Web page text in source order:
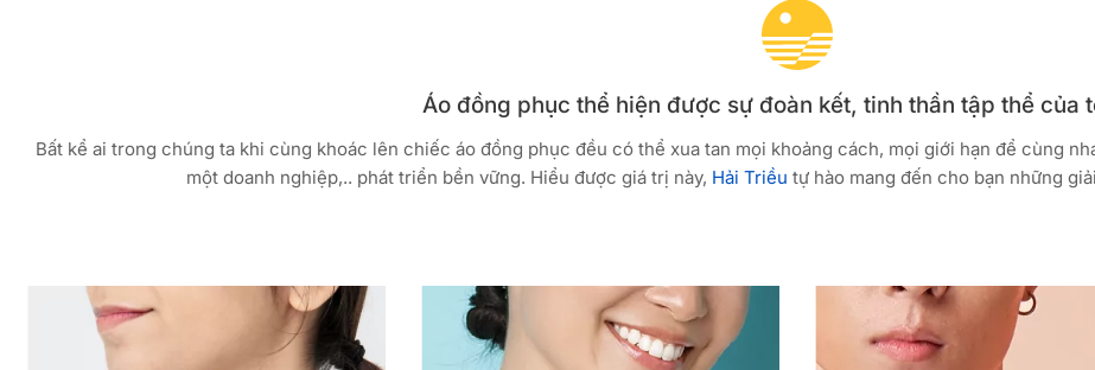
Áo đồng phục thể hiện được sự đoàn kết, tinh thần tập thể của
Bất kể ai trong chúng ta khi cùng khoác lên chiếc áo đồng phục đều có thể xua tan mọi khoảng cách, mọi giới hạn để cùng
một doanh nghiệp,.. phát triển bền vững. Hiểu được giá trị này, Hải Triều tự hào mang đến cho bạn những